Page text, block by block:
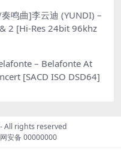
鸣曲]李云迪 (YUNDI) –
2 [Hi-Res 24bit 96khz
– Belafonte At
[SACD ISO DSD64]
All rights reserved
安备 00000000